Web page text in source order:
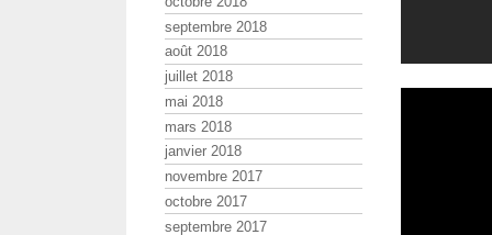
septembre 2018
août 2018
juillet 2018
mai 2018
mars 2018
janvier 2018
novembre 2017
octobre 2017
septembre 2017